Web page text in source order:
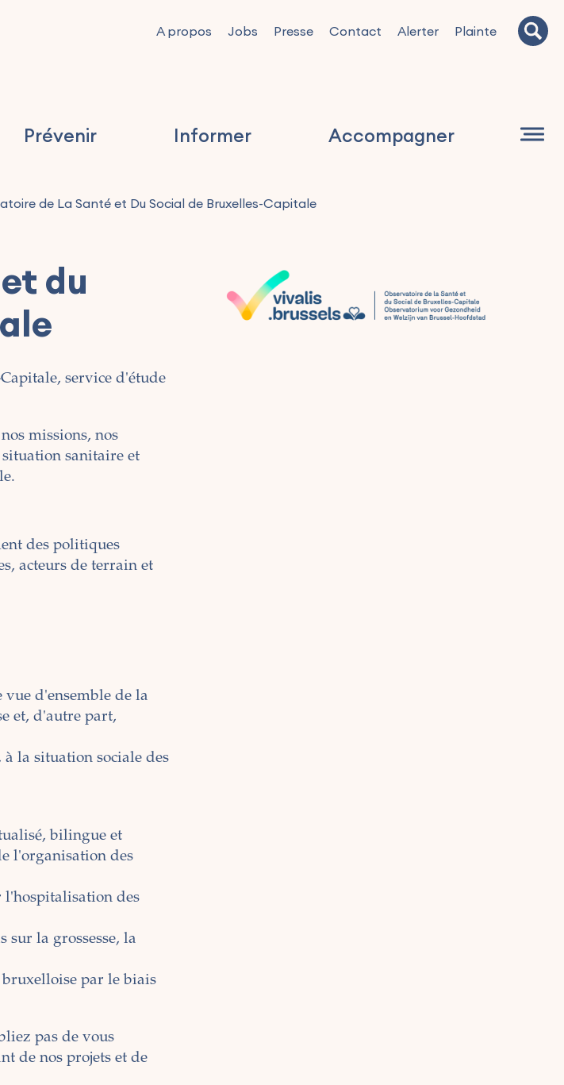
A propos Jobs Presse Contact Alerter Plainte
Prévenir Informer Accompagner
de La Santé et Du Social de Bruxelles-Capitale
du
service d'étude
missions, nos
situation sanitaire et
des politiques
acteurs de terrain et
d'ensemble de la
et, d'autre part,
la situation sociale des
bilingue et
l'organisation des
l'hospitalisation des
sur la grossesse, la
bruxelloise par le biais
pas de vous
de nos projets et de